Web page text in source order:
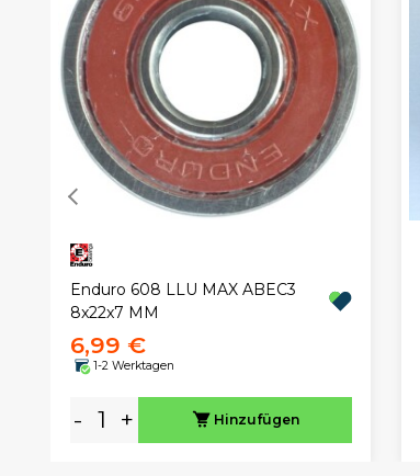
Enduro 608 LLU MAX ABEC3
8x22x7 MM
6,99 €
1-2 Werktagen
- + Hinzufügen